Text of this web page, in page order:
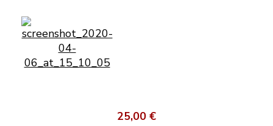
25,00 €